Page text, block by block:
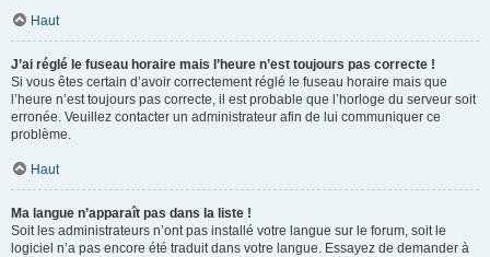
Haut
J’ai réglé le fuseau horaire mais l’heure n’est toujours pas correcte !
Si vous êtes certain d’avoir correctement réglé le fuseau horaire mais que
l’heure n’est toujours pas correcte, il est probable que l’horloge du serveur soit
erronée. Veuillez contacter un administrateur afin de lui communiquer ce
problème.
Haut
Ma langue n’apparaît pas dans la liste !
Soit les administrateurs n’ont pas installé votre langue sur le forum, soit le
logiciel n’a pas encore été traduit dans votre langue. Essayez de demander à